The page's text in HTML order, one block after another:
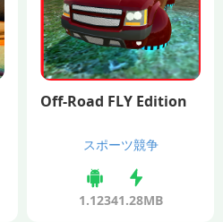
Off-Road FLY Edition
スポーツ競争
1.12341.28MB